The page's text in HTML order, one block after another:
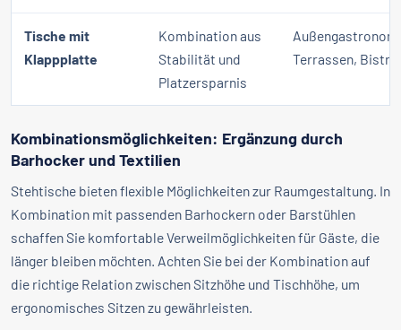
Tische mit
Klappplatte
Kombination aus
Stabilität und
Platzersparnis
Terrassen, Bistro
Kombinationsmöglichkeiten: Ergänzung durch
Barhocker und Textilien
Stehtische bieten flexible Möglichkeiten zur Raumgestaltung. In
Kombination mit passenden Barhockern oder Barstühlen
schaffen Sie komfortable Verweilmöglichkeiten für Gäste, die
länger bleiben möchten. Achten Sie bei der Kombination auf
die richtige Relation zwischen Sitzhöhe und Tischhöhe, um
ergonomisches Sitzen zu gewährleisten.